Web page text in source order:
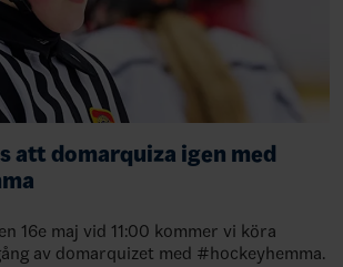
att domarquiza igen med
16e maj vid 11:00 kommer vi köra
av domarquizet med #hockeyhemma.